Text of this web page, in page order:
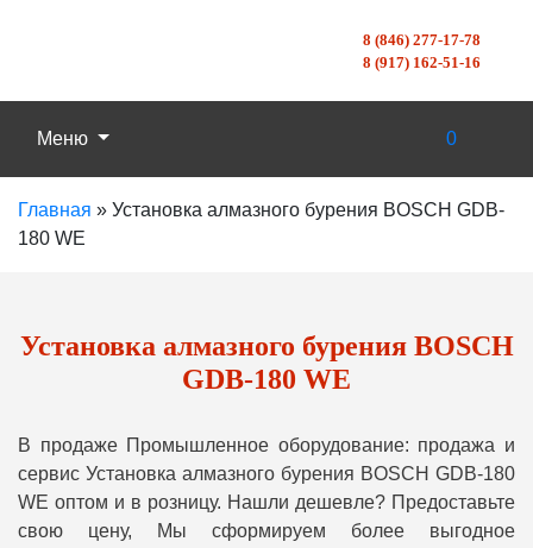
8 (846) 277-17-78
8 (917) 162-51-16
Меню 0
Главная » Установка алмазного бурения BOSCH GDB-
180 WE
Установка алмазного бурения BOSCH
GDB-180 WE
В продаже Промышленное оборудование: продажа и
сервис Установка алмазного бурения BOSCH GDB-180
WE оптом и в розницу. Нашли дешевле? Предоставьте
свою цену, Мы сформируем более выгодное